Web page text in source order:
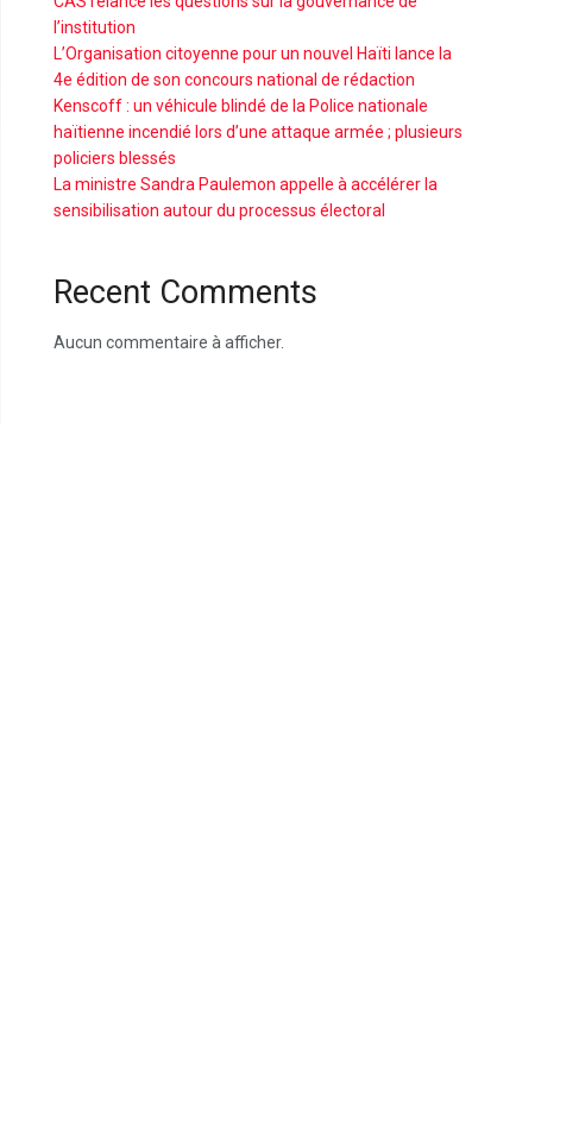
l’institution
L’Organisation citoyenne pour un nouvel Haïti lance la
4e édition de son concours national de rédaction
Kenscoff : un véhicule blindé de la Police nationale
haïtienne incendié lors d’une attaque armée ; plusieurs
policiers blessés
La ministre Sandra Paulemon appelle à accélérer la
sensibilisation autour du processus électoral
Recent Comments
Aucun commentaire à afficher.